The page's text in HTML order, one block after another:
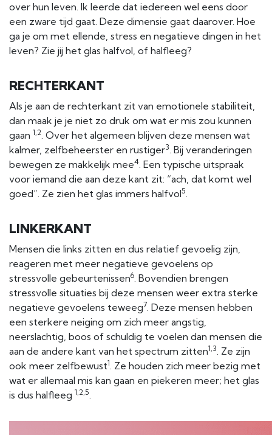
over hun leven. Ik leerde dat iedereen wel eens door
een zware tijd gaat. Deze dimensie gaat daarover. Hoe
ga je om met ellende, stress en negatieve dingen in het
leven? Zie jij het glas halfvol, of halfleeg?
RECHTERKANT
Als je aan de rechterkant zit van emotionele stabiliteit,
dan maak je je niet zo druk om wat er mis zou kunnen
gaan 1,2. Over het algemeen blijven deze mensen wat
kalmer, zelfbeheerster en rustiger3. Bij veranderingen
bewegen ze makkelijk mee4. Een typische uitspraak
voor iemand die aan deze kant zit: “ach, dat komt wel
goed”. Ze zien het glas immers halfvol5.
LINKERKANT
Mensen die links zitten en dus relatief gevoelig zijn,
reageren met meer negatieve gevoelens op
stressvolle gebeurtenissen6. Bovendien brengen
stressvolle situaties bij deze mensen weer extra sterke
negatieve gevoelens teweeg7. Deze mensen hebben
een sterkere neiging om zich meer angstig,
neerslachtig, boos of schuldig te voelen dan mensen die
aan de andere kant van het spectrum zitten1,3. Ze zijn
ook meer zelfbewust1. Ze houden zich meer bezig met
wat er allemaal mis kan gaan en piekeren meer; het glas
is dus halfleeg 1,2,5.